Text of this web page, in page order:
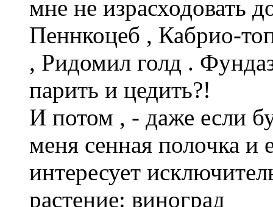
мне не израсходовать
Пеннкоцеб , Кабрио-
, Ридомил голд .
парить и цедить?!
И потом , - даже если
меня сенная полочка и
интересует
растение: виноград